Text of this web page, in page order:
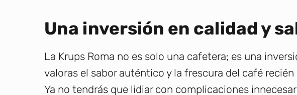
Una inversión en calidad y
La Krups Roma no es solo una cafetera; es una
valoras el sabor auténtico y la frescura del café
Ya no tendrás que lidiar con complicaciones